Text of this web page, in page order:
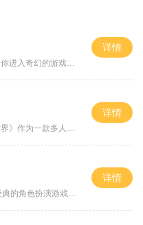
《传奇世界的官方网站——带你进入奇幻的游戏世界》作为一款备受玩家喜爱的MMORPG游戏，《传奇世界》在中国游戏市场拥有非常庞大的用户群体。而为了更好地为玩家提供游戏资讯、社交交流和便捷服务，《传奇世界》官方网站应运而生。在这个官方网站上，你将能够体验到一个全新的游戏世界，并且了解到游戏的具体玩法和特色。让我们一同进入这个充满魔幻的游戏世界。官方网站给玩家们提供了详尽的游戏介绍和玩法说明。在游戏介绍部分，你将了解到《传奇世界》所设置的游戏背景和故事情节，让玩家们更好地融入到游戏...
详情
传奇世界发布网新服《传奇世界》作为一款多人在线角色扮演游戏，一直备受玩家们的喜爱。而传奇世界发布网的新服正是为了满足玩家们对于多样化游戏内容的需求而推出的全新版本。在新服上，玩家们将体验到更加精彩刺激的游戏玩法，为了帮助大家更好地了解传奇世界新服，下面将为大家介绍具体的玩法内容。传奇世界发布网新服的首要特点之一就是新增了多样的职业选择。在新服上，玩家们可以根据自己的兴趣和偏好选择不同的职业进行游戏冒险。巫师、战士、道士、刺客等多种职业均有着独特的技能和特点，玩家们可以根据自己...
详情
《传奇世界70怀旧》是一款经典的角色扮演游戏，也是传奇系列游戏中备受玩家喜爱的一款作品。这款游戏以其丰富多样的玩法和良好的游戏体验吸引了众多玩家的关注。我们来看一下《传奇世界70怀旧》的角色选择。游戏中有三大职业供玩家选择，分别是战士、法师和道士。战士拥有强大的近战攻击能力和高生命值，在战斗中扮演着坚强的肉盾角色；法师擅长远程魔法攻击，具有强大的团队输出能力，但血量较低，需要后排队友的保护；道士则是游戏中的辅助职业，可以治疗、加防和复活队友，是团队中不可或缺的存在。游...
详情